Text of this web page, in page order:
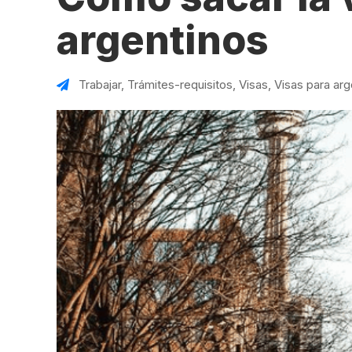
Working Holidays
Malta
Reino Unido
VER TODAS LAS EXPERIENCIAS
argentinos
Trabajar, Trámites-requisitos, Visas, Visas para